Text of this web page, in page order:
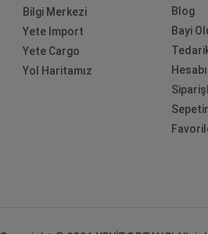
Bilgi Merkezi
Yete Import
Yete Cargo
Yol Haritamız
Blog
Bayi